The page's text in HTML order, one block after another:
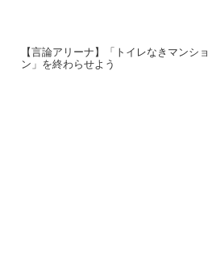
【言論アリーナ】「トイレなきマンショ
ン」を終わらせよう